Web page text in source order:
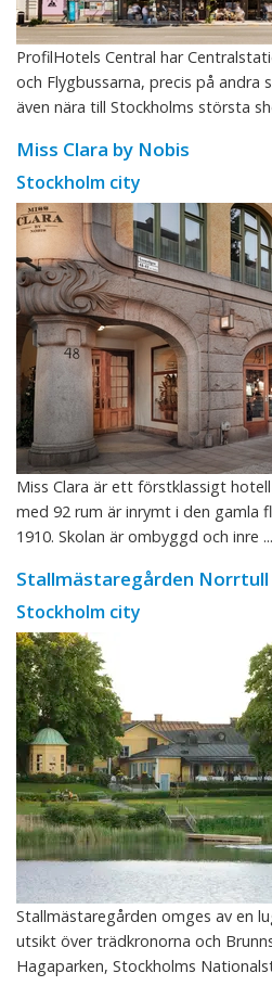
ProfilHotels Central har
och Flygbussarna, precis på andra
även nära till Stockholms största
Miss Clara by Nobis
Stockholm city
Miss Clara är ett förstklassigt
med 92 rum är inrymt i den gamla
1910. Skolan är ombyggd och inre ...
Stallmästaregården Norrtull
Stockholm city
Stallmästaregården omges av en
utsikt över trädkronorna och
Hagaparken, Stockholms